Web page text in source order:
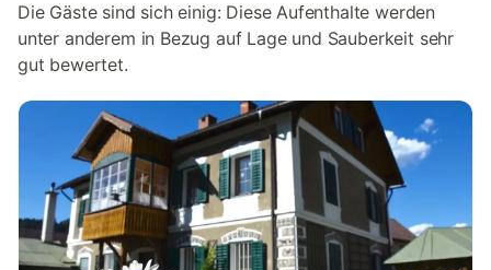
Die Gäste sind sich einig: Diese Aufenthalte werden
unter anderem in Bezug auf Lage und Sauberkeit sehr
gut bewertet.